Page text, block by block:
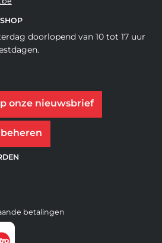
doorlopend van 10 tot 17 uur
onze nieuwsbrief
betalingen